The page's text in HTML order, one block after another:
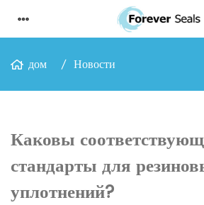
дом Новости
Каковы
стандарты для
уплотнений?